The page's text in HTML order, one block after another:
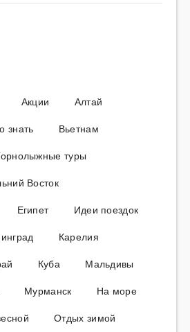
Акции
Алтай
знать
Вьетнам
туры
Восток
Египет
Идеи поездок
Карелия
Куба
Мальдивы
Мурманск
На море
Отдых зимой